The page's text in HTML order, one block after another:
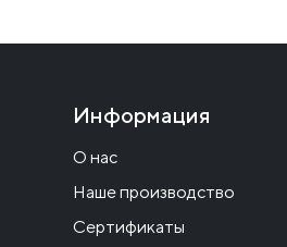
Информация
О нас
Наше производство
Сертификаты